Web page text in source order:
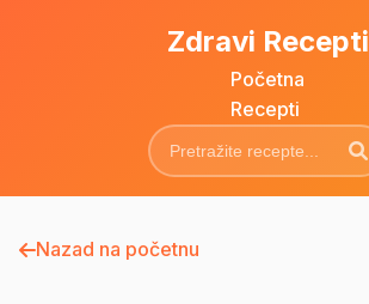
Zdravi Recepti
Početna
Recepti
Nazad na početnu